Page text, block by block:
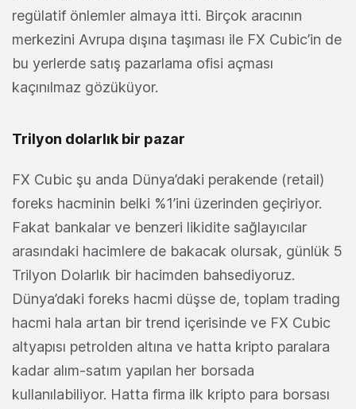
regülatif önlemler almaya itti. Birçok aracının
merkezini Avrupa dışına taşıması ile FX Cubic’in de
bu yerlerde satış pazarlama ofisi açması
kaçınılmaz gözüküyor.
Trilyon dolarlık bir pazar
FX Cubic şu anda Dünya’daki perakende (retail)
foreks hacminin belki %1’ini üzerinden geçiriyor.
Fakat bankalar ve benzeri likidite sağlayıcılar
arasındaki hacimlere de bakacak olursak, günlük 5
Trilyon Dolarlık bir hacimden bahsediyoruz.
Dünya’daki foreks hacmi düşse de, toplam trading
hacmi hala artan bir trend içerisinde ve FX Cubic
altyapısı petrolden altına ve hatta kripto paralara
kadar alım-satım yapılan her borsada
kullanılabiliyor. Hatta firma ilk kripto para borsası